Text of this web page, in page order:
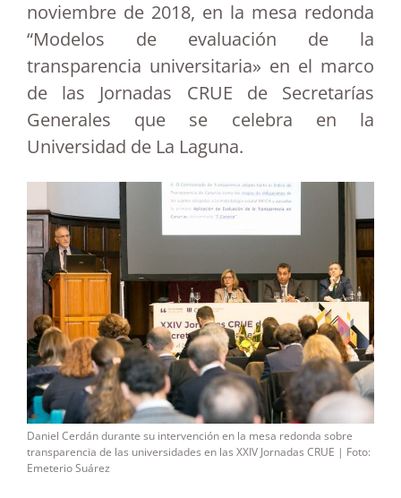
noviembre de 2018, en la mesa redonda
“Modelos de evaluación de la
transparencia universitaria» en el marco
de las Jornadas CRUE de Secretarías
Generales que se celebra en la
Universidad de La Laguna.
Daniel Cerdán durante su intervención en la mesa redonda sobre
transparencia de las universidades en las XXIV Jornadas CRUE | Foto:
Emeterio Suárez